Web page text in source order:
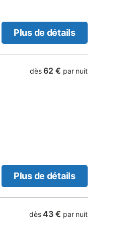
Plus de détails
dès 62 € par nuit
Plus de détails
dès 43 € par nuit